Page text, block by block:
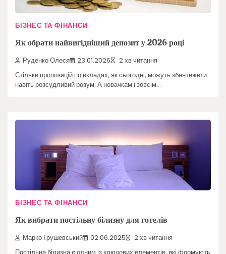
БІЗНЕС ТА ФІНАНСИ
Як обрати найвигідніший депозит у 2026 році
Руденко Олеся 23.01.2026 2 хв читання
Стільки пропозицій по вкладах, як сьогодні, можуть збентежити
навіть розсудливий розум. А новачкам і зовсім…
БІЗНЕС ТА ФІНАНСИ
Як вибрати постільну білизну для готелів
Марко Грушевський 02.06.2025 2 хв читання